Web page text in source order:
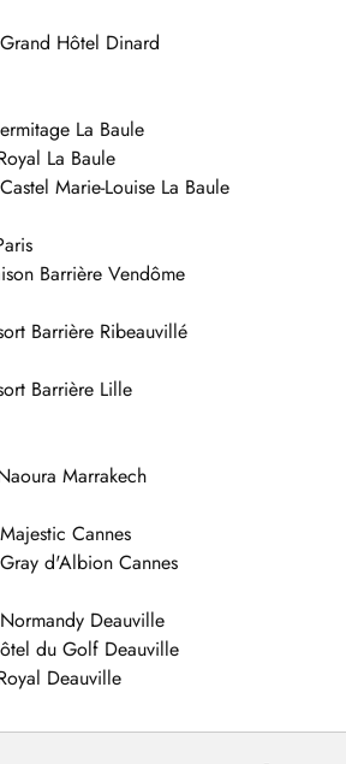
Hôtel Dinard
La Baule
La Baule
Marie-Louise La Baule
Barrière Vendôme
Barrière Ribeauvillé
Barrière Lille
Marrakech
Cannes
d'Albion Cannes
Deauville
du Golf Deauville
Deauville